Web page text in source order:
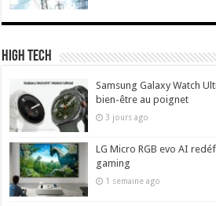
High Tech
Samsung Galaxy Watch
bien-être au poignet
3 jours ago
LG Micro RGB evo AI
gaming
1 semaine ago